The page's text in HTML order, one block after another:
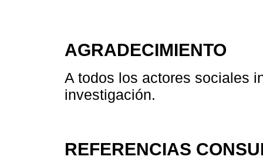
AGRADECIMIENTO
A todos los actores sociales
investigación.
REFERENCIAS